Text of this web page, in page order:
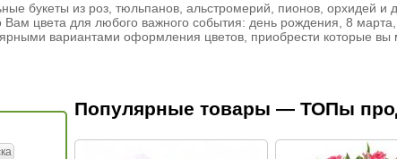
букеты из роз, тюльпанов, альстромерий, пионов, орхидей и
Вам цвета для любого важного события: день рождения, 8
вариантами оформления цветов, приобрести которые вы
Популярные товары — ТОПы